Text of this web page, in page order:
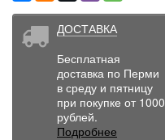
ДОСТАВКА
Бесплатная
доставка по Перми
в среду и пятницу
при покупке от 1000
рублей.
Подробнее